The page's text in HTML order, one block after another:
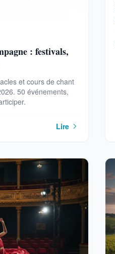
: festivals,
et cours de chant
50 événements,
Lire